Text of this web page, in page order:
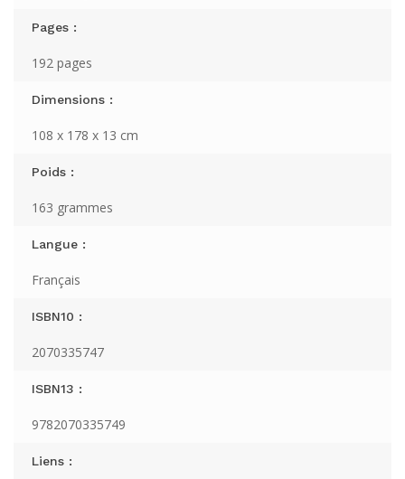
Pages :
192 pages
Dimensions :
108 x 178 x 13 cm
Poids :
163 grammes
Langue :
Français
ISBN10 :
2070335747
ISBN13 :
9782070335749
Liens :